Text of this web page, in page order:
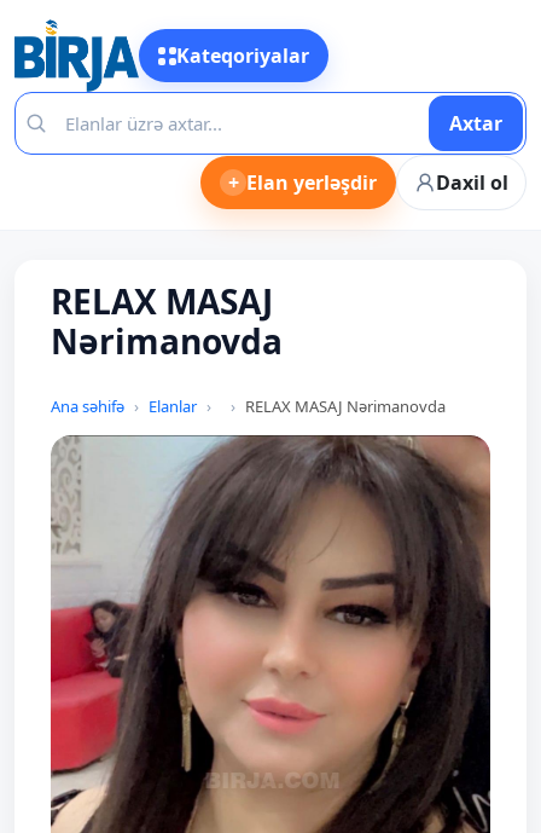
Kateqoriyalar
Axtar
+ Elan yerləşdir Daxil ol
RELAX MASAJ
Nərimanovda
Ana səhifə Elanlar RELAX MASAJ Nərimanovda